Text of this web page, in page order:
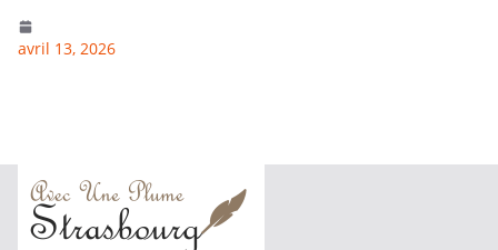
avril 13, 2026